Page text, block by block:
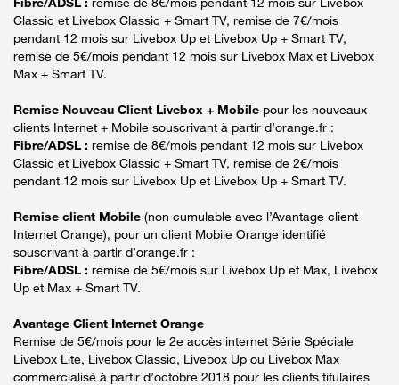
Classic et Livebox Classic + Smart TV, remise de 7€/mois
pendant 12 mois sur Livebox Up et Livebox Up + Smart TV,
remise de 5€/mois pendant 12 mois sur Livebox Max et Livebox
Max + Smart TV.
Remise Nouveau Client Livebox + Mobile pour les nouveaux
clients Internet + Mobile souscrivant à partir d’orange.fr :
Fibre/ADSL : remise de 8€/mois pendant 12 mois sur Livebox
Classic et Livebox Classic + Smart TV, remise de 2€/mois
pendant 12 mois sur Livebox Up et Livebox Up + Smart TV.
Remise client Mobile (non cumulable avec l’Avantage client
Internet Orange), pour un client Mobile Orange identifié
souscrivant à partir d’orange.fr :
Fibre/ADSL : remise de 5€/mois sur Livebox Up et Max, Livebox
Up et Max + Smart TV.
Avantage Client Internet Orange
Remise de 5€/mois pour le 2e accès internet Série Spéciale
Livebox Lite, Livebox Classic, Livebox Up ou Livebox Max
commercialisé à partir d’octobre 2018 pour les clients titulaires